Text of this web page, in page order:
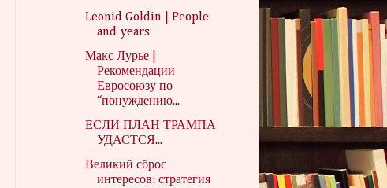
Leonid Goldin | People
and years
Макс Лурье |
Рекомендации
Евросоюзу по
“понуждению...
ЕСЛИ ПЛАН ТРАМПА
УДАСТСЯ...
Великий сброс
интересов: стратегия